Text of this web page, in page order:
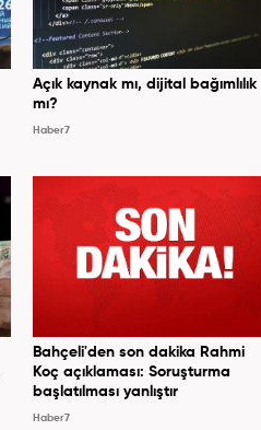
Açık kaynak mı, dijital bağımlılık
mı?
Haber7
Bahçeli'den son dakika Rahmi
Koç açıklaması: Soruşturma
başlatılması yanlıştır
Haber7